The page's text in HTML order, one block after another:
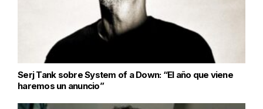
Serj Tank sobre System of a Down: “El año que viene
haremos un anuncio”